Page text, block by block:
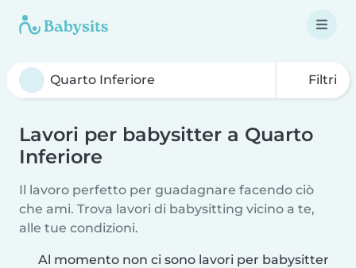
Filtri
Lavori per babysitter a Quarto
Inferiore
Il lavoro perfetto per guadagnare facendo ciò
che ami. Trova lavori di babysitting vicino a te,
alle tue condizioni.
Al momento non ci sono lavori per babysitter